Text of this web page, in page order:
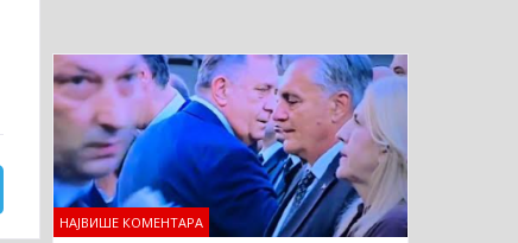
НАЈВИШЕ КОМЕНТАРА